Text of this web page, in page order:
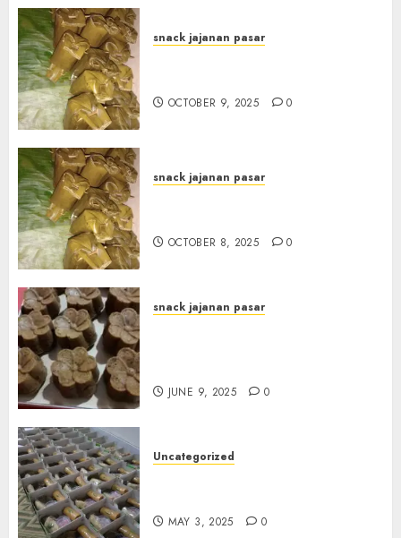
snack jajanan pasar
OCTOBER 9, 2025 0
snack jajanan pasar
OCTOBER 8, 2025 0
snack jajanan pasar
JUNE 9, 2025 0
Uncategorized
MAY 3, 2025 0